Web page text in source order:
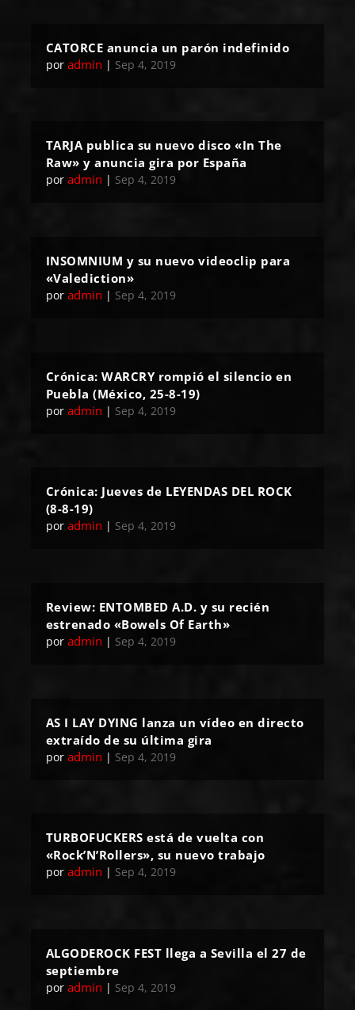
CATORCE anuncia un parón indefinido
por admin | Sep 4, 2019
TARJA publica su nuevo disco «In The
Raw» y anuncia gira por España
por admin | Sep 4, 2019
INSOMNIUM y su nuevo videoclip para
«Valediction»
por admin | Sep 4, 2019
Crónica: WARCRY rompió el silencio en
Puebla (México, 25-8-19)
por admin | Sep 4, 2019
Crónica: Jueves de LEYENDAS DEL ROCK
(8-8-19)
por admin | Sep 4, 2019
Review: ENTOMBED A.D. y su recién
estrenado «Bowels Of Earth»
por admin | Sep 4, 2019
AS I LAY DYING lanza un vídeo en directo
extraído de su última gira
por admin | Sep 4, 2019
TURBOFUCKERS está de vuelta con
«Rock’N’Rollers», su nuevo trabajo
por admin | Sep 4, 2019
ALGODEROCK FEST llega a Sevilla el 27 de
septiembre
por admin | Sep 4, 2019